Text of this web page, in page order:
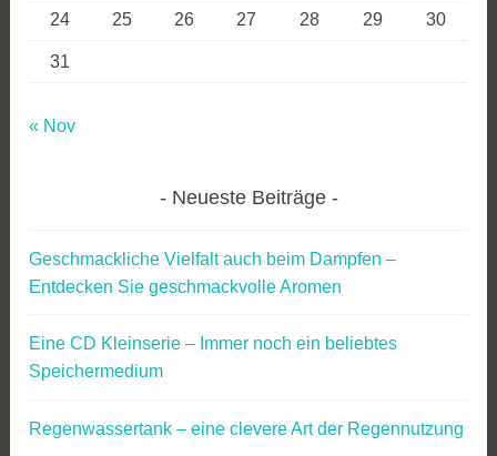
24 25 26 27 28 29 30
31
« Nov
Neueste Beiträge
Geschmackliche Vielfalt auch beim Dampfen –
Entdecken Sie geschmackvolle Aromen
Eine CD Kleinserie – Immer noch ein beliebtes
Speichermedium
Regenwassertank – eine clevere Art der Regennutzung